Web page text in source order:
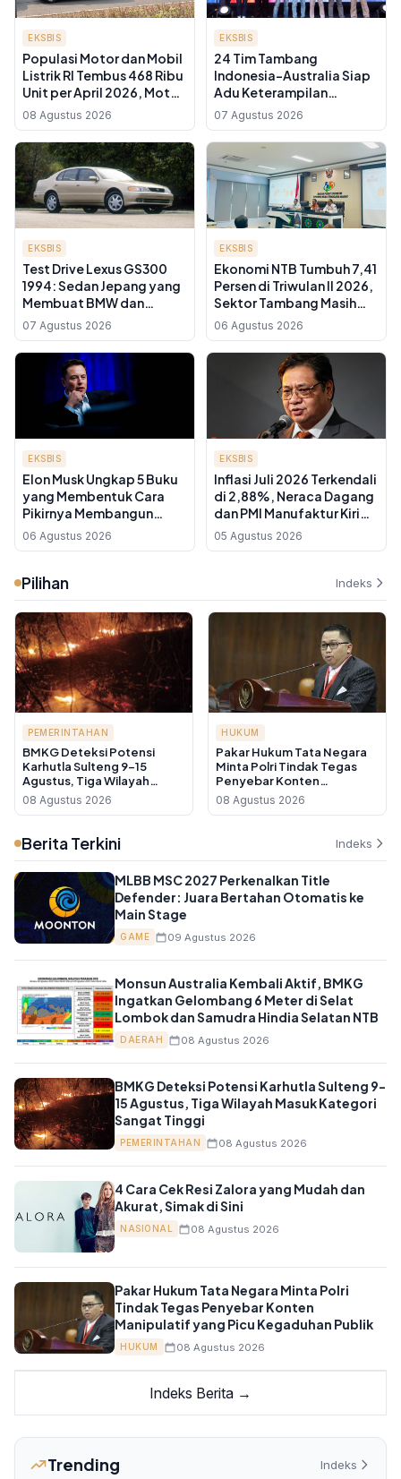
EKSBIS
Populasi Motor dan Mobil
Listrik RI Tembus 468 Ribu
Unit per April 2026, Motor
Listrik Mendominasi
08 Agustus 2026
EKSBIS
24 Tim Tambang
Indonesia-Australia Siap
Adu Keterampilan
Penyelamatan di IMERC
2026, Gratis untuk Umum
07 Agustus 2026
EKSBIS
Test Drive Lexus GS300
1994: Sedan Jepang yang
Membuat BMW dan
Mercedes Waspada
07 Agustus 2026
EKSBIS
Ekonomi NTB Tumbuh 7,41
Persen di Triwulan II 2026,
Sektor Tambang Masih
Jadi Motor Utama
06 Agustus 2026
EKSBIS
Elon Musk Ungkap 5 Buku
yang Membentuk Cara
Pikirnya Membangun
SpaceX dan Tesla
06 Agustus 2026
EKSBIS
Inflasi Juli 2026 Terkendali
di 2,88%, Neraca Dagang
dan PMI Manufaktur Kirim
Sinyal Ekspansi
05 Agustus 2026
Pilihan Indeks
PEMERINTAHAN
BMKG Deteksi Potensi
Karhutla Sulteng 9-15
Agustus, Tiga Wilayah
Masuk Kategori Sangat
Tinggi
08 Agustus 2026
HUKUM
Pakar Hukum Tata Negara
Minta Polri Tindak Tegas
Penyebar Konten
Manipulatif yang Picu
Kegaduhan Publik
08 Agustus 2026
Berita Terkini Indeks
MLBB MSC 2027 Perkenalkan Title
Defender: Juara Bertahan Otomatis ke
Main Stage
GAME 09 Agustus 2026
Monsun Australia Kembali Aktif, BMKG
Ingatkan Gelombang 6 Meter di Selat
Lombok dan Samudra Hindia Selatan NTB
DAERAH 08 Agustus 2026
BMKG Deteksi Potensi Karhutla Sulteng 9-
15 Agustus, Tiga Wilayah Masuk Kategori
Sangat Tinggi
PEMERINTAHAN 08 Agustus 2026
4 Cara Cek Resi Zalora yang Mudah dan
Akurat, Simak di Sini
NASIONAL 08 Agustus 2026
Pakar Hukum Tata Negara Minta Polri
Tindak Tegas Penyebar Konten
Manipulatif yang Picu Kegaduhan Publik
HUKUM 08 Agustus 2026
Indeks Berita →
Trending Indeks